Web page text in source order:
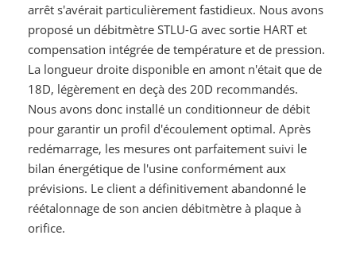
arrêt s'avérait particulièrement fastidieux. Nous avons
proposé un débitmètre STLU-G avec sortie HART et
compensation intégrée de température et de pression.
La longueur droite disponible en amont n'était que de
18D, légèrement en deçà des 20D recommandés.
Nous avons donc installé un conditionneur de débit
pour garantir un profil d'écoulement optimal. Après
redémarrage, les mesures ont parfaitement suivi le
bilan énergétique de l'usine conformément aux
prévisions. Le client a définitivement abandonné le
réétalonnage de son ancien débitmètre à plaque à
orifice.